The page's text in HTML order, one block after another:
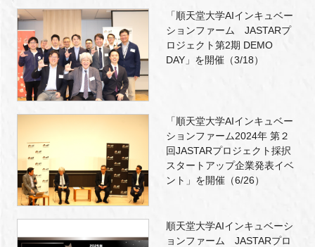
「順天堂大学AIインキュベー
ションファーム JASTARプ
ロジェクト第2期 DEMO
DAY」を開催（3/18）
「順天堂大学AIインキュベー
ションファーム2024年 第２
回JASTARプロジェクト採択
スタートアップ企業発表イベ
ント」を開催（6/26）
順天堂大学AIインキュベーシ
ョンファーム JASTARプロ